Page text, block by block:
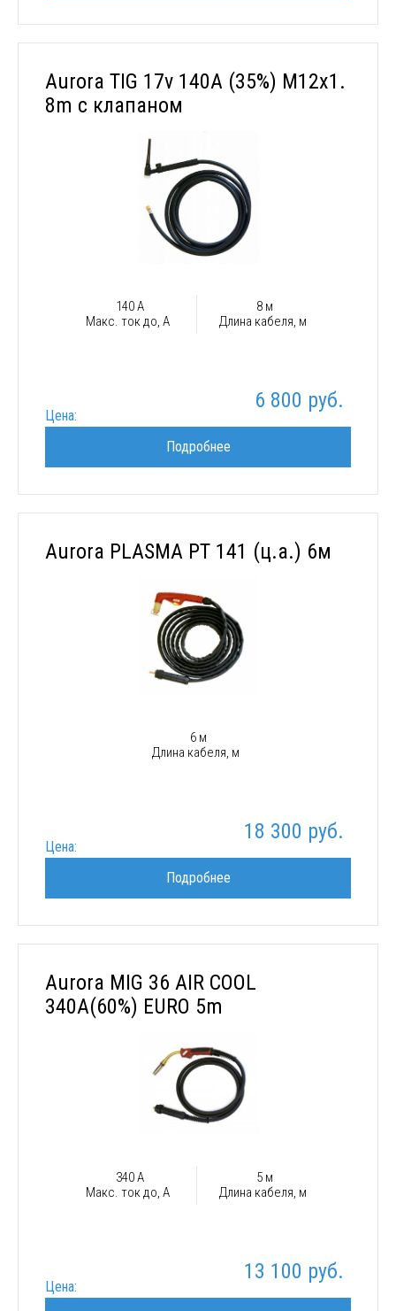
Aurora TIG 17v 140A (35%) M12x1.
8m с клапаном
140 А
Макс. ток до, А
8 м
Длина кабеля, м
Цена:
6 800 руб.
Подробнее
Aurora PLASMA PT 141 (ц.а.) 6м
6 м
Длина кабеля, м
Цена:
18 300 руб.
Подробнее
Aurora MIG 36 AIR COOL
340A(60%) EURO 5m
340 А
Макс. ток до, А
5 м
Длина кабеля, м
Цена:
13 100 руб.